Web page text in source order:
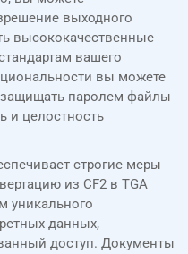
выходного
высококачественные
вашего
вы можете
паролем файлы
и целостность
строгие меры
из CF2 в TGA
уникального
данных,
доступ. Документы